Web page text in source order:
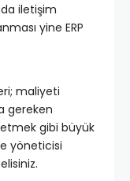
iletişim
yine ERP
maliyeti
gereken
gibi büyük
yöneticisi